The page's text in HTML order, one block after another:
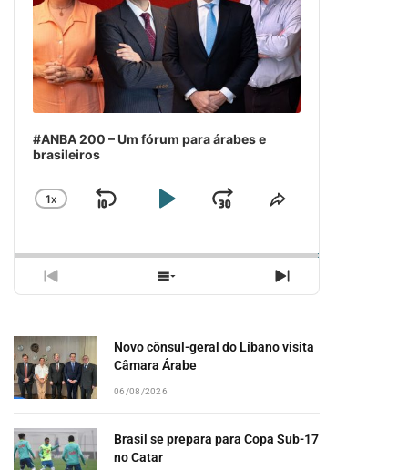
#ANBA 200 – Um fórum para árabes e
brasileiros
CHANGE
1X
SKIPPLAYJUMP
PREVIOUS
EPISODE
SHOW
EPISODES
NEXT
EPISODE
Novo cônsul-geral do Líbano visita
Câmara Árabe
06/08/2026
Brasil se prepara para Copa Sub-17
no Catar